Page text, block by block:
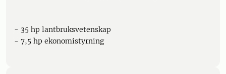
- 35 hp lantbruksvetenskap
- 7,5 hp ekonomistyrning